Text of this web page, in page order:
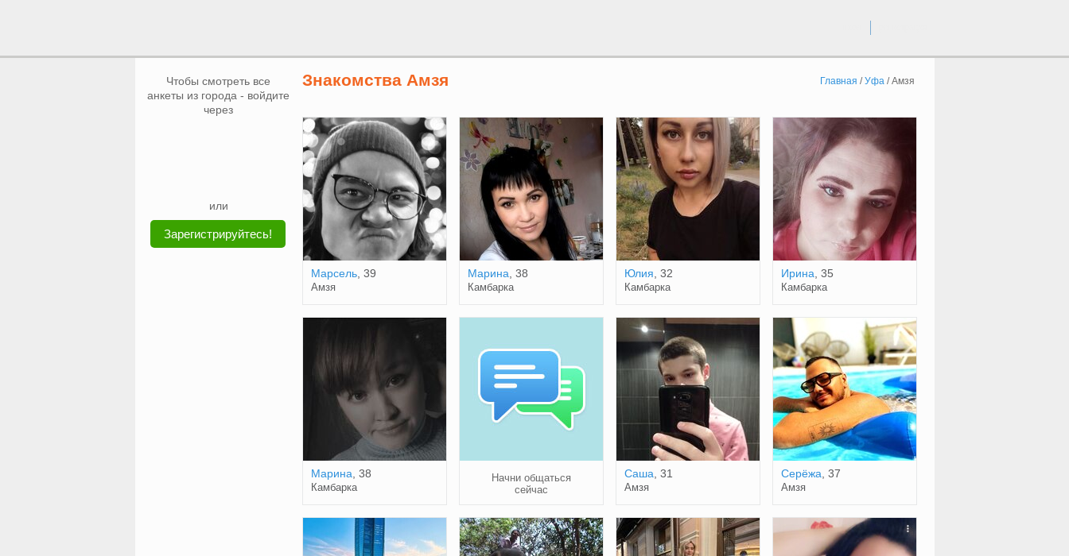
Чтобы смотреть все
анкеты из города - войдите
через
или
Зарегистрируйтесь!
Знакомства Амзя Главная /Уфа/Амзя
Марсель, 39
Амзя
Марина , 38
Камбарка
Юлия , 32
Камбарка
Ирина , 35
Камбарка
Марина , 38
Камбарка
Начни общаться
сейчас
Саша , 31
Амзя
Cерёжа , 37
Амзя